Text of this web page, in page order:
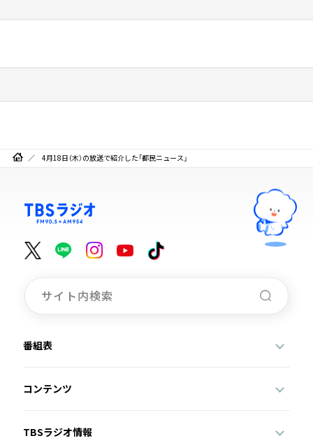
4月18日（木）の放送で紹介した「都民ニュース」
番組表
コンテンツ
TBSラジオ情報